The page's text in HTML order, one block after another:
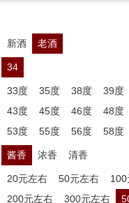
新酒 老酒
34
33度 35度 38度 39度
43度
45度 46度 48度
53度
55度 56度 58度
酱香 浓香 清香
20元左右 50元左右
200元左右
300元左右